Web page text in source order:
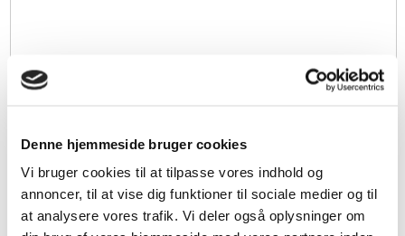
Denne hjemmeside bruger cookies
Vi bruger cookies til at tilpasse vores indhold og
annoncer, til at vise dig funktioner til sociale medier og til
at analysere vores trafik. Vi deler også oplysninger om